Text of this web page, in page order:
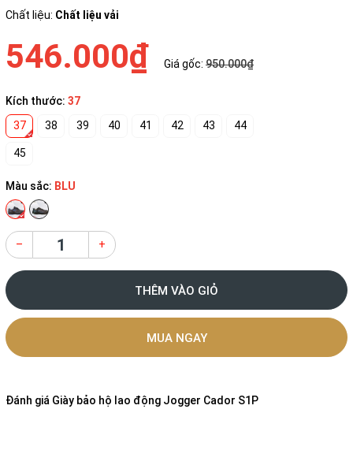
Chất liệu: Chất liệu vải
546.000₫ Giá gốc: 950.000₫
Kích thước: 37
37
38 39 40 41 42 43 44
45
Màu sắc: BLU
– +
THÊM VÀO GIỎ
MUA NGAY
Đánh giá Giày bảo hộ lao động Jogger Cador S1P